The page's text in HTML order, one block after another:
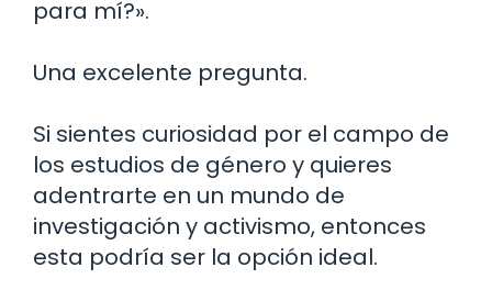
para mí?».
Una excelente pregunta.
Si sientes curiosidad por el campo de
los estudios de género y quieres
adentrarte en un mundo de
investigación y activismo, entonces
esta podría ser la opción ideal.